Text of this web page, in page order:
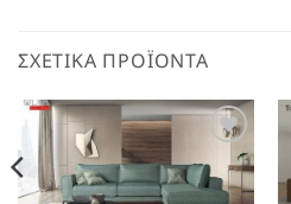
ΣΧΕΤΙΚΆ ΠΡΟΪΌΝΤΑ
Αγαπημένο